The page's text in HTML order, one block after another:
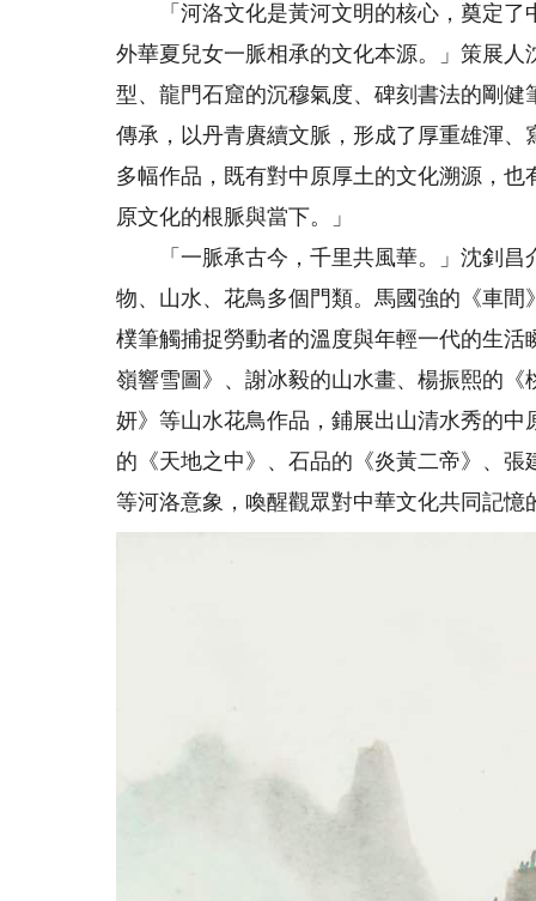
「河洛文化是黃河文明的核心，奠定了
外華夏兒女一脈相承的文化本源。」策展
型、龍門石窟的沉穆氣度、碑刻書法的剛
傳承，以丹青賡續文脈，形成了厚重雄渾
多幅作品，既有對中原厚土的文化溯源，
原文化的根脈與當下。」
「一脈承古今，千里共風華。」沈釗昌
物、山水、花鳥多個門類。馬國強的《車
樸筆觸捕捉勞動者的溫度與年輕一代的生
嶺響雪圖》、謝冰毅的山水畫、楊振熙的
妍》等山水花鳥作品，鋪展出山清水秀的
的《天地之中》、石品的《炎黃二帝》、
等河洛意象，喚醒觀眾對中華文化共同記憶